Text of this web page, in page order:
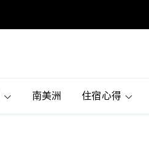
南美洲 住宿心得